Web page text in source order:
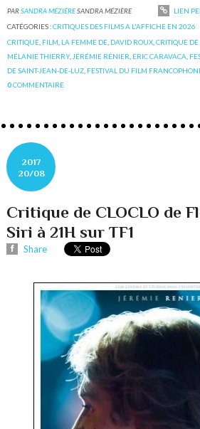
PARSANDRA MÉZIÈRESANDRA MÉZIÈRE LIEN
CATÉGORIES :CRITIQUES DES FILMS A L'AFFICHE EN 2026
CRITIQUE FILM LA FEMME DE DAVID ROUX ,CRITIQUE
MÉLANIE THIERRY, JÉRÉMIE RÉNIER ERIC CARAVACA
DE SAINT-JEAN-DE-LUZ FESTIVAL DU FILM
0COMMENTAIRE
2017
20/08
Critique de CLOCLO de
Siri à 21H sur TF1
Share